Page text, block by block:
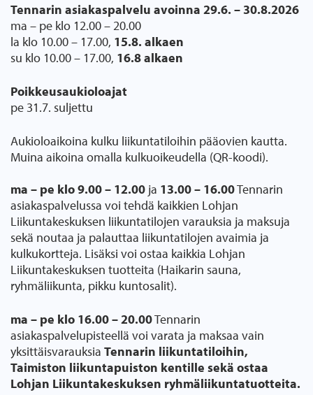
Tennarin asiakaspalvelu avoinna 29.6. – 30.8.2026
ma – pe klo 12.00 – 20.00
la klo 10.00 – 17.00, 15.8. alkaen
su klo 10.00 – 17.00, 16.8 alkaen
Poikkeusaukioloajat
pe 31.7. suljettu
Aukioloaikoina kulku liikuntatiloihin pääovien kautta.
Muina aikoina omalla kulkuoikeudella (QR-koodi).
ma – pe klo 9.00 – 12.00 ja 13.00 – 16.00Tennarin
asiakaspalvelussa voi tehdä kaikkien Lohjan
Liikuntakeskuksen liikuntatilojen varauksia ja maksuja
sekä noutaa ja palauttaa liikuntatilojen avaimia ja
kulkukortteja. Lisäksi voi ostaa kaikkia Lohjan
Liikuntakeskuksen tuotteita (Haikarin sauna,
ryhmäliikunta, pikku kuntosalit).
ma – pe klo 16.00 – 20.00Tennarin
asiakaspalvelupisteellä voi varata ja maksaa vain
yksittäisvarauksia Tennarin liikuntatiloihin,
Taimiston liikuntapuiston kentille sekä ostaa
Lohjan Liikuntakeskuksen ryhmäliikuntatuotteita.